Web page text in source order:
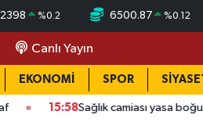
%0.2 6500.87 %0.12
Canlı Yayın
EKONOMİ SPOR
camiası yasa boğuldu: